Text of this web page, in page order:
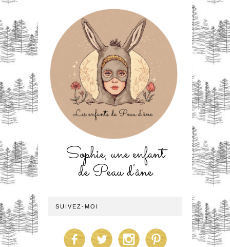
Sophie, une enfant
de Peau d'âne
SUIVEZ-MOI